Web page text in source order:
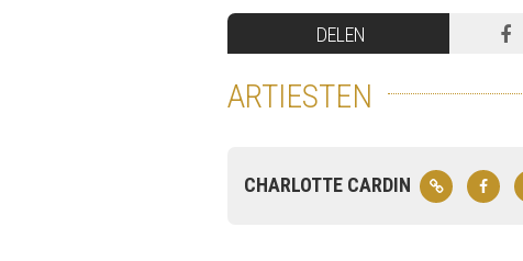
DELEN
ARTIESTEN
CHARLOTTE CARDIN